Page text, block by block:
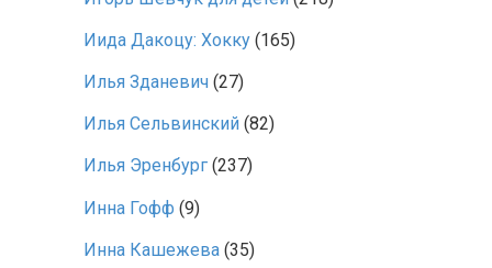
Иида Дакоцу: Хокку (165)
Илья Зданевич (27)
Илья Сельвинский (82)
Илья Эренбург (237)
Инна Гофф (9)
Инна Кашежева (35)